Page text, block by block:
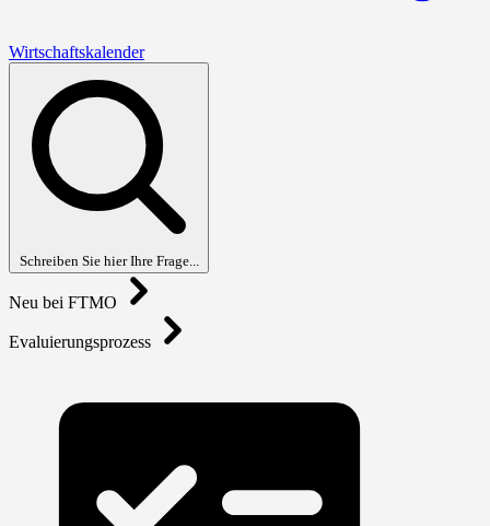
Wirtschaftskalender
Schreiben Sie hier Ihre Frage...
Neu bei FTMO
Evaluierungsprozess